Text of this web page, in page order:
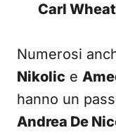
Carl
Numerosi
Nikolic e
hanno un
Andrea De